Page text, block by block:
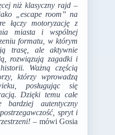
niż klasyczny rajd –
„escape room” na
łączy motoryzację z
miasta i wspólnej
formatu, w którym
trasę, ale aktywnie
rozwiązują zagadki i
Ważną częścią
którzy wprowadzą
posługując się
Dzięki temu całe
bardziej autentyczny
spryt i
– mówi Gosia